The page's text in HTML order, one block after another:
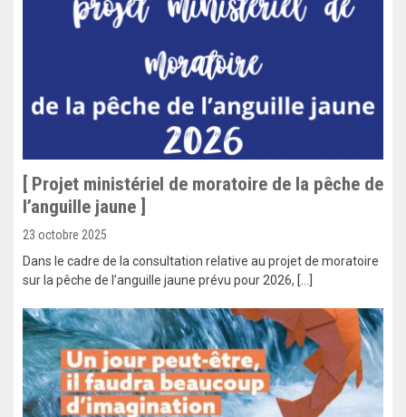
[ Projet ministériel de moratoire de la pêche de
l’anguille jaune ]
23 octobre 2025
Dans le cadre de la consultation relative au projet de moratoire
sur la pêche de l’anguille jaune prévu pour 2026, […]